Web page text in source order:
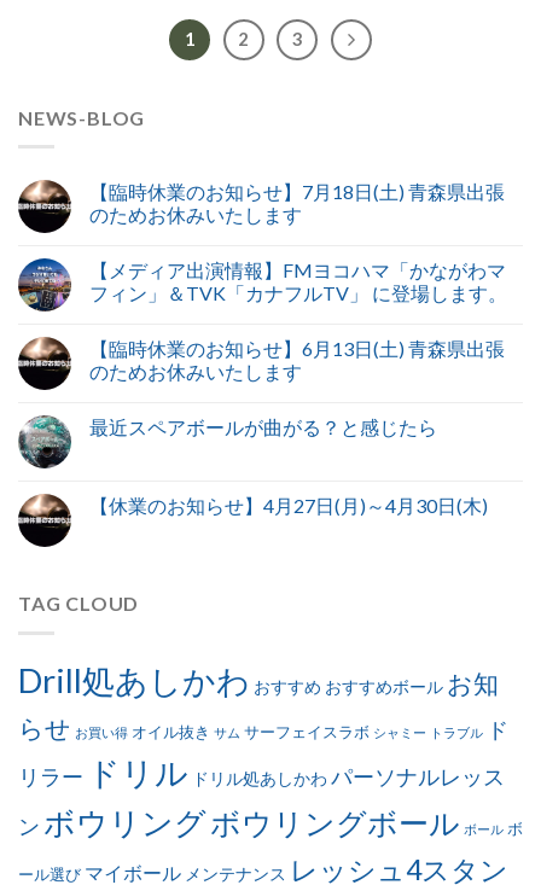
1 2 3
NEWS-BLOG
【臨時休業のお知らせ】7月18日(土) 青森県出張
のためお休みいたします
【メディア出演情報】FMヨコハマ「かながわマ
フィン」＆TVK「カナフルTV」 に登場します。
【臨時休業のお知らせ】6月13日(土) 青森県出張
のためお休みいたします
最近スペアボールが曲がる？と感じたら
【休業のお知らせ】4月27日(月)～4月30日(木)
TAG CLOUD
Drill処あしかわ おすすめ おすすめボール お知
らせ お買い得 オイル抜き サム サーフェイスラボ シャミー トラブル
ド
リラー ドリル ドリル処あしかわ パーソナルレッス
ン ボウリングボウリングボール ボール ボ
ール選び マイボール メンテナンス レッシュ4スタン